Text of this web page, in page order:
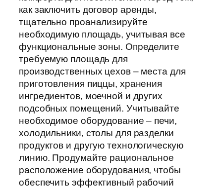
как заключить договор аренды,
тщательно проанализируйте
необходимую площадь, учитывая все
функциональные зоны. Определите
требуемую площадь для
производственных цехов – места для
приготовления пиццы, хранения
ингредиентов, моечной и других
подсобных помещений. Учитывайте
необходимое оборудование – печи,
холодильники, столы для разделки
продуктов и другую технологическую
линию. Продумайте рациональное
расположение оборудования, чтобы
обеспечить эффективный рабочий